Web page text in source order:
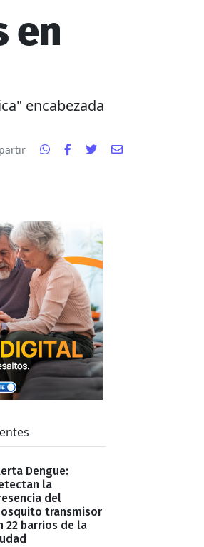
en
encabezada
Dengue:
la
del
transmisor
22 barrios de la